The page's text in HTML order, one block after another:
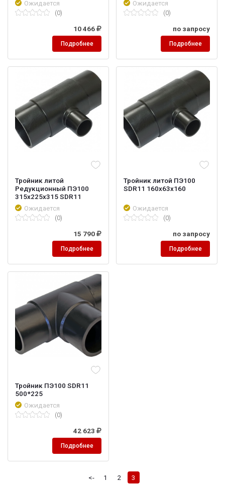
Ожидается
(0)
10 466
Подробнее
Ожидается
(0)
по запросу
Подробнее
Тройник литой
Редукционный ПЭ100
315х225х315 SDR11
Ожидается
(0)
15 790
Подробнее
Тройник литой ПЭ100
SDR11 160х63х160
Ожидается
(0)
по запросу
Подробнее
Тройник ПЭ100 SDR11
500*225
Ожидается
(0)
42 623
Подробнее
<- 1 2 3